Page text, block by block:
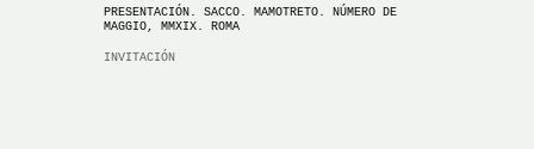
PRESENTACIÓN. SACCO. MAMOTRETO. NÚMERO DE
MAGGIO, MMXIX. ROMA
INVITACIÓN